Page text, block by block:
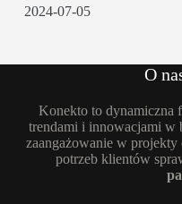
2024-07-05
O
Konekto to dynamiczna
trendami i innowacjami w
zaangażowanie w projekty
potrzeb klientów